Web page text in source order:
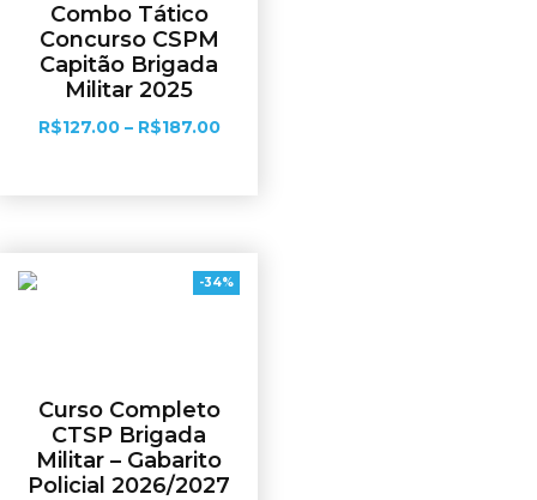
Combo Tático
Concurso CSPM
Capitão Brigada
Militar 2025
R$127.00 – R$187.00
-34%
Curso Completo
CTSP Brigada
Militar – Gabarito
Policial 2026/2027